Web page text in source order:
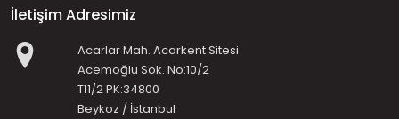
İletişim Adresimiz
Acarlar Mah. Acarkent Sitesi
Acemoğlu Sok. No:10/2
T11/2 PK:34800
Beykoz / İstanbul